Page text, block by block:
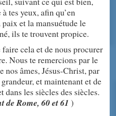
tes yeux, afin qu’en
paix et la mansuétude le
ils te trouvent propice.
cela et de nous procurer
Nous te remercions par le
nos âmes, Jésus-Christ, par
et maintenant et de
dans les siècles des siècles.
de Rome, 60 et 61 )